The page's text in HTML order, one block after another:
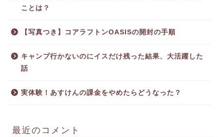
ことは？
【写真つき】コアラフトンOASISの開封の手順
キャンプ行かないのにイスだけ残った結果、大活躍した
話
実体験！あすけんの課金をやめたらどうなった？
最近のコメント